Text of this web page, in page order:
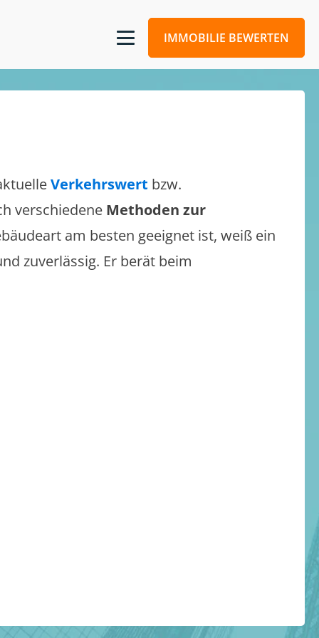
IMMOBILIE BEWERTEN
Verkehrswert bzw.
verschiedene Methoden zur
am besten geeignet ist, weiß ein
zuverlässig. Er berät beim